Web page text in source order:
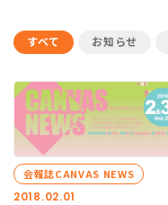
すべて お知らせ
2018.02.01
会報誌CANVAS NEWS